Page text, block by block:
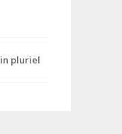
pluriel